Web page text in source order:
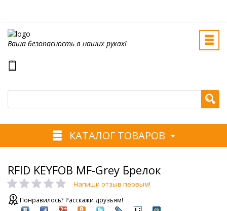
Ваша безопасность в наших руках!
КАТАЛОГ ТОВАРОВ
RFID KEYFOB MF-Grey Брелок
Напиши отзыв первым!
Понравилось? Расскажи друзьям!